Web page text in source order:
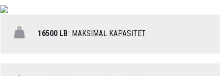
16500 LB MAKSIMAL KAPASITET